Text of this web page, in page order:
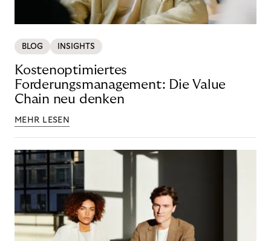
BLOG INSIGHTS
Kostenoptimiertes
Forderungsmanagement: Die Value
Chain neu denken
MEHR LESEN